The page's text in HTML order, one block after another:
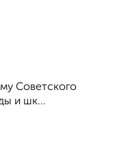
Советского
и шк...